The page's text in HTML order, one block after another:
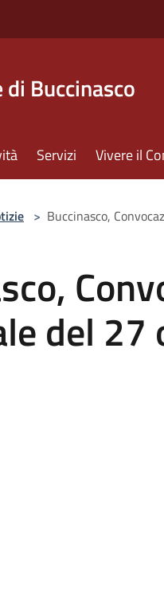
di Buccinasco
Servizi Vivere il
> Buccinasco,
del